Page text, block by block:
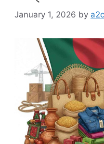
January 1, 2026 by